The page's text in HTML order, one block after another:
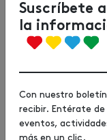
Pull &
Suscríbete
la
Con nuestro
recibir. Entérate de
eventos,
más en un clic.